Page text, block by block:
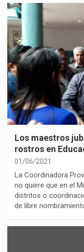
Los maestros
rostros en
01/06/2021
La Coordinadora
no quiere que en el
distritos o
de libre